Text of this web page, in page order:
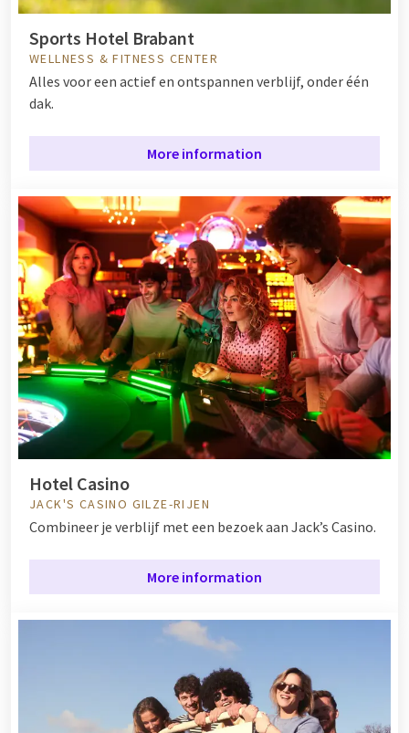
Sports Hotel Brabant
WELLNESS & FITNESS CENTER
Alles voor een actief en ontspannen verblijf, onder één
dak.
More information
Hotel Casino
JACK'S CASINO GILZE-RIJEN
Combineer je verblijf met een bezoek aan Jack’s Casino.
More information